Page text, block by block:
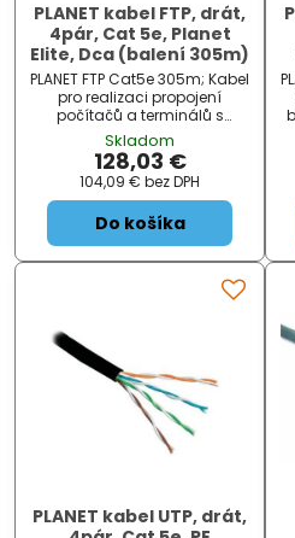
PLANET kabel FTP, drát,
4pár, Cat 5e, Planet
Elite, Dca (balení 305m)
PLANET FTP Cat5e 305m; Kabel
pro realizaci propojení
počítačů a terminálů s
komunikačními zásuvkami.
Vhodný pro sítě Gigabit
Ethernet (IEEE 802.3ab), Fast
Ethernet (IEEE 802.3u), Ethernet
(IEEE 802.3), 100 VgAnyLAN (...
Skladom
128,03 €
104,09 € bez DPH
Do košíka
PLANET kabel UTP, drát,